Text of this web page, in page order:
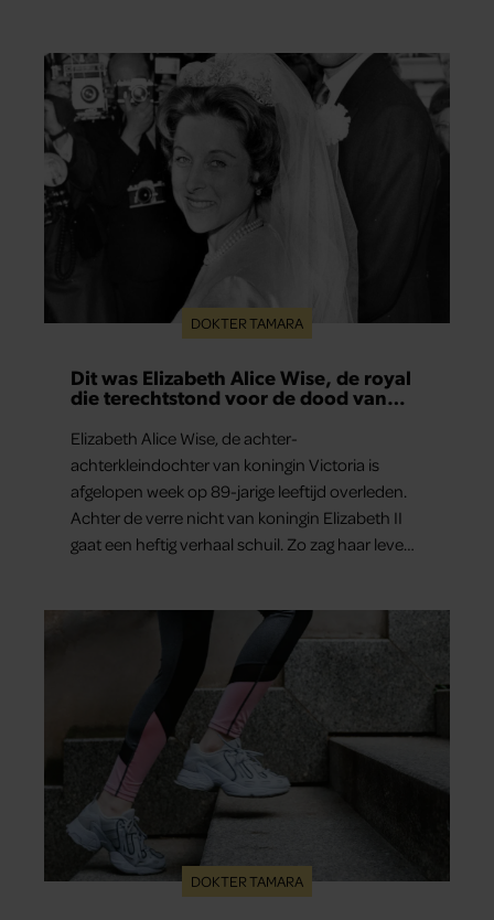
DOKTER TAMARA
Dit was Elizabeth Alice Wise, de royal
die terechtstond voor de dood van
Elizabeth Alice Wise, de achter-
achterkleindochter van koningin Victoria is
afgelopen week op 89-jarige leeftijd overleden.
Achter de verre nicht van koningin Elizabeth II
gaat een heftig verhaal schuil. Zo zag haar leven
DOKTER TAMARA